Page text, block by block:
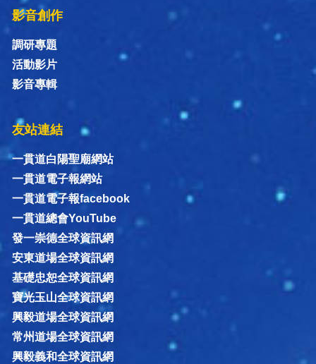
影音創作
調研專題
活動影片
影音專輯
友站連結
一貫道白陽聖廟網站
一貫道電子報網站
一貫道電子報facebook
一貫道總會YouTube
發一崇德全球資訊網
安東道場全球資訊網
基礎忠恕全球資訊網
寶光玉山全球資訊網
興毅道場全球資訊網
常州道場全球資訊網
興毅義和全球資訊網